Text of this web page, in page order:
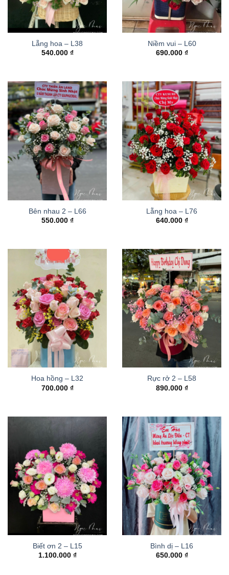
Lẵng hoa – L38
540.000 ₫
Niềm vui – L60
690.000 ₫
Bên nhau 2 – L66
550.000 ₫
Lẵng hoa – L76
640.000 ₫
Hoa hồng – L32
700.000 ₫
Rực rở 2 – L58
890.000 ₫
Biết ơn 2 – L15
1.100.000 ₫
Bình dị – L16
650.000 ₫